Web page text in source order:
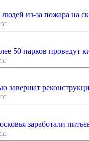
из-за пожара на
50 парков проведут
завершат
заработали